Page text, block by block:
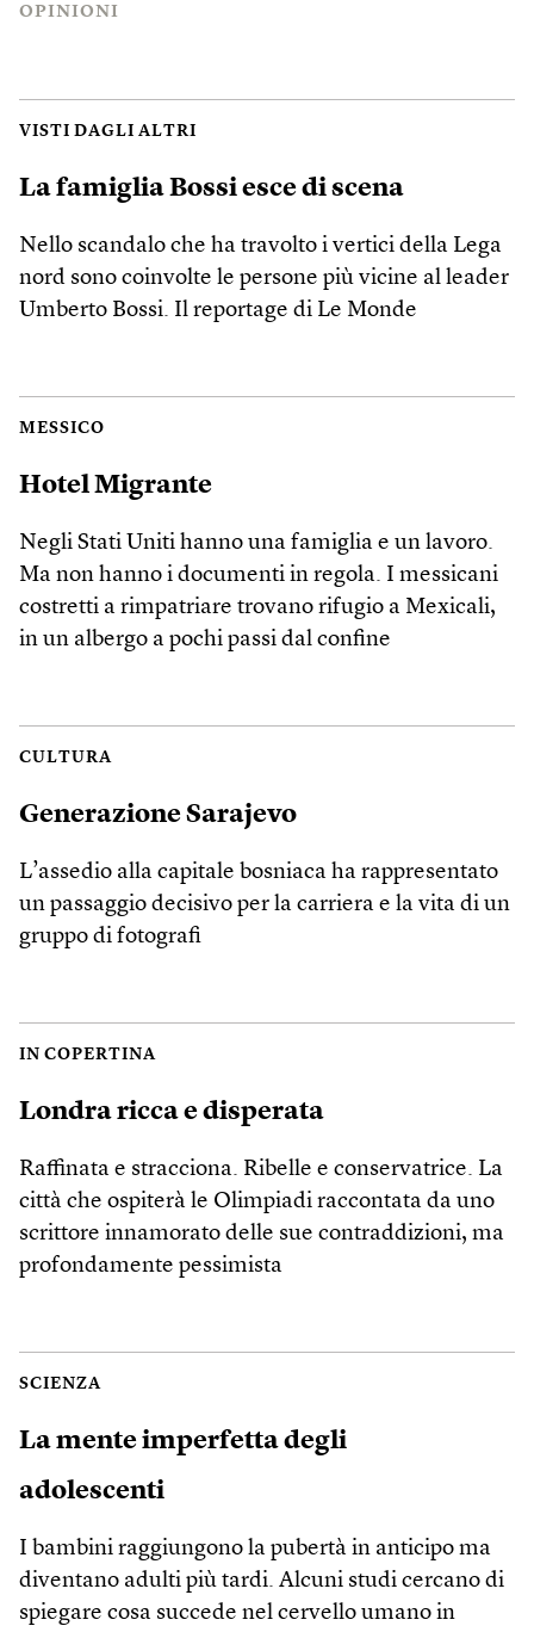
OPINIONI
VISTI DAGLI ALTRI
La famiglia Bossi esce di scena
Nello scandalo che ha travolto i vertici della Lega
nord sono coinvolte le persone più vicine al leader
Umberto Bossi. Il reportage di Le Monde
MESSICO
Hotel Migrante
Negli Stati Uniti hanno una famiglia e un lavoro.
Ma non hanno i documenti in regola. I messicani
costretti a rimpatriare trovano rifugio a Mexicali,
in un albergo a pochi passi dal confine
CULTURA
Generazione Sarajevo
L’assedio alla capitale bosniaca ha rappresentato
un passaggio decisivo per la carriera e la vita di un
gruppo di fotografi
IN COPERTINA
Londra ricca e disperata
Raffinata e stracciona. Ribelle e conservatrice. La
città che ospiterà le Olimpiadi raccontata da uno
scrittore innamorato delle sue contraddizioni, ma
profondamente pessimista
SCIENZA
La mente imperfetta degli
adolescenti
I bambini raggiungono la pubertà in anticipo ma
diventano adulti più tardi. Alcuni studi cercano di
spiegare cosa succede nel cervello umano in